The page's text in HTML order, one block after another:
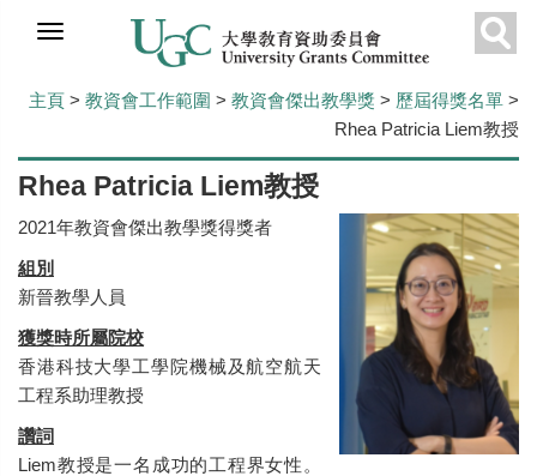
到
要
容
搜
尋
主頁 > 教資會工作範圍 > 教資會傑出教學獎 > 歷屆得獎名單 >
Rhea Patricia Liem教授
Rhea Patricia Liem教授
2021年教資會傑出教學獎得獎者
組別
新晉教學人員
獲獎時所屬院校
香港科技大學工學院機械及航空航天
工程系助理教授
讚詞
Liem教授是一名成功的工程界女性。